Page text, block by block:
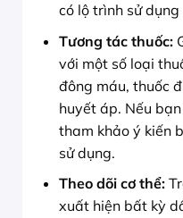
có lộ trình sử
Tương tác thuốc:
với một số loại
đông máu, thuốc
huyết áp. Nếu
tham khảo ý kiến
sử dụng.
Theo dõi cơ thể:
xuất hiện bất kỳ